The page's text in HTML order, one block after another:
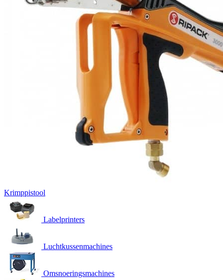
Krimppistool
Labelprinters
Luchtkussenmachines
Omsnoeringsmachines